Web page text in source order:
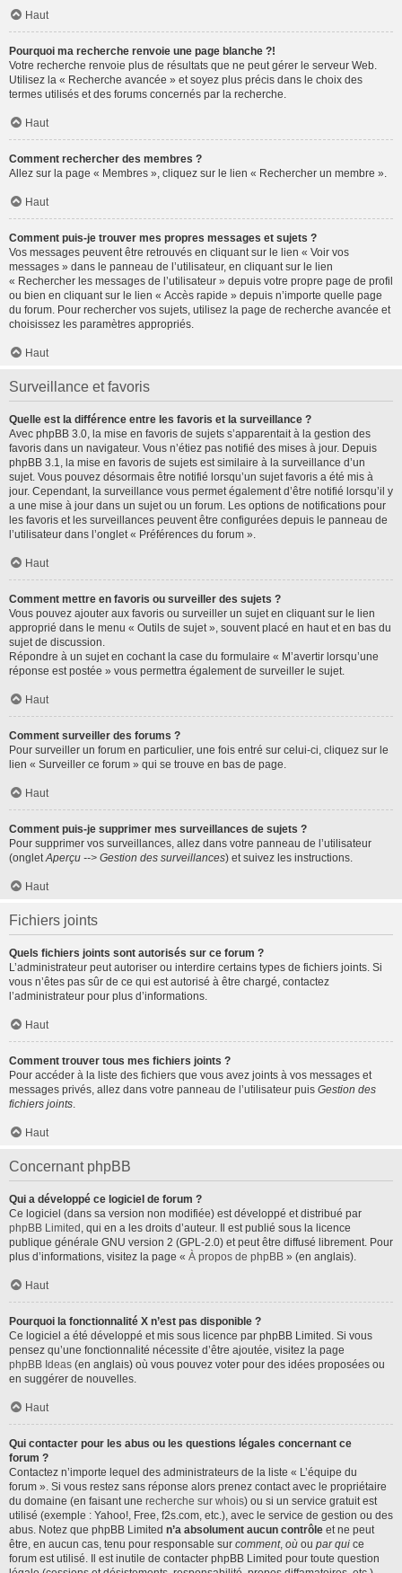
Haut
Pourquoi ma recherche renvoie une page blanche ?!
Votre recherche renvoie plus de résultats que ne peut gérer le serveur Web.
Utilisez la « Recherche avancée » et soyez plus précis dans le choix des
termes utilisés et des forums concernés par la recherche.
Haut
Comment rechercher des membres ?
Allez sur la page « Membres », cliquez sur le lien « Rechercher un membre ».
Haut
Comment puis-je trouver mes propres messages et sujets ?
Vos messages peuvent être retrouvés en cliquant sur le lien « Voir vos
messages » dans le panneau de l’utilisateur, en cliquant sur le lien
« Rechercher les messages de l’utilisateur » depuis votre propre page de profil
ou bien en cliquant sur le lien « Accès rapide » depuis n’importe quelle page
du forum. Pour rechercher vos sujets, utilisez la page de recherche avancée et
choisissez les paramètres appropriés.
Haut
Surveillance et favoris
Quelle est la différence entre les favoris et la surveillance ?
Avec phpBB 3.0, la mise en favoris de sujets s’apparentait à la gestion des
favoris dans un navigateur. Vous n’étiez pas notifié des mises à jour. Depuis
phpBB 3.1, la mise en favoris de sujets est similaire à la surveillance d’un
sujet. Vous pouvez désormais être notifié lorsqu’un sujet favoris a été mis à
jour. Cependant, la surveillance vous permet également d’être notifié lorsqu’il y
a une mise à jour dans un sujet ou un forum. Les options de notifications pour
les favoris et les surveillances peuvent être configurées depuis le panneau de
l’utilisateur dans l’onglet « Préférences du forum ».
Haut
Comment mettre en favoris ou surveiller des sujets ?
Vous pouvez ajouter aux favoris ou surveiller un sujet en cliquant sur le lien
approprié dans le menu « Outils de sujet », souvent placé en haut et en bas du
sujet de discussion.
Répondre à un sujet en cochant la case du formulaire « M’avertir lorsqu’une
réponse est postée » vous permettra également de surveiller le sujet.
Haut
Comment surveiller des forums ?
Pour surveiller un forum en particulier, une fois entré sur celui-ci, cliquez sur le
lien « Surveiller ce forum » qui se trouve en bas de page.
Haut
Comment puis-je supprimer mes surveillances de sujets ?
Pour supprimer vos surveillances, allez dans votre panneau de l’utilisateur
(ongletAperçu --> Gestion des surveillances) et suivez les instructions.
Haut
Fichiers joints
Quels fichiers joints sont autorisés sur ce forum ?
L’administrateur peut autoriser ou interdire certains types de fichiers joints. Si
vous n’êtes pas sûr de ce qui est autorisé à être chargé, contactez
l’administrateur pour plus d’informations.
Haut
Comment trouver tous mes fichiers joints ?
Pour accéder à la liste des fichiers que vous avez joints à vos messages et
messages privés, allez dans votre panneau de l’utilisateur puis Gestion des
fichiers joints.
Haut
Concernant phpBB
Qui a développé ce logiciel de forum ?
Ce logiciel (dans sa version non modifiée) est développé et distribué par
phpBB Limited , qui en a les droits d’auteur. Il est publié sous la licence
publique générale GNU version 2 (GPL-2.0) et peut être diffusé librement. Pour
plus d’informations, visitez la page « À propos de phpBB » (en anglais).
Haut
Pourquoi la fonctionnalité X n’est pas disponible ?
Ce logiciel a été développé et mis sous licence par phpBB Limited. Si vous
pensez qu’une fonctionnalité nécessite d’être ajoutée, visitez la page
phpBB Ideas (en anglais) où vous pouvez voter pour des idées proposées ou
en suggérer de nouvelles.
Haut
Qui contacter pour les abus ou les questions légales concernant ce
forum ?
Contactez n’importe lequel des administrateurs de la liste « L’équipe du
forum ». Si vous restez sans réponse alors prenez contact avec le propriétaire
du domaine (en faisant une recherche sur whois) ou si un service gratuit est
utilisé (exemple : Yahoo!, Free, f2s.com, etc.), avec le service de gestion ou des
abus. Notez que phpBB Limited n’a absolument aucun contrôle et ne peut
être, en aucun cas, tenu pour responsable sur comment, où ou par qui ce
forum est utilisé. Il est inutile de contacter phpBB Limited pour toute question